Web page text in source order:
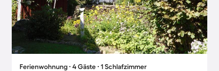
Ferienwohnung ∙ 4 Gäste ∙ 1 Schlafzimmer